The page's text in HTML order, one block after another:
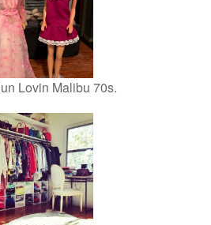
Lovin Malibu 70s.